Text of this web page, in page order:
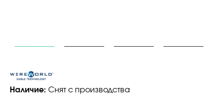
Наличие: Снят с производства